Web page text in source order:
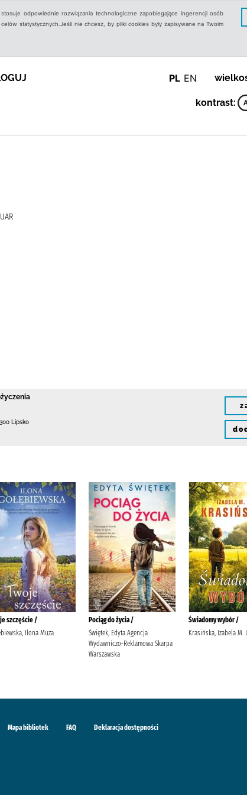
odpowiednie rozwiązania technologiczne zapobiegające ingerencji osób
statystycznych.Jeśli nie chcesz, by pliki cookies były zapisywane na Twoim
PL EN
kontrast:
Lipsko
szczęście /
Ilona Muza
Pociąg do życia /
Świętek, Edyta Agencja
Wydawniczo-Reklamowa Skarpa
Warszawska
Świadomy wybór /
Krasińska, Izabela M.
Mapa bibliotek FAQ Deklaracja dostępności